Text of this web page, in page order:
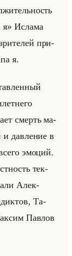
Ис­ла­ма
при­
я.
смерть ма­
дав­ле­ние в
эмо­ций.
тек­
Алек­
Та­
Пав­лов